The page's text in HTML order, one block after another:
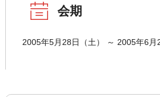
会期
2005年5月28日（土） ～ 2005年6月